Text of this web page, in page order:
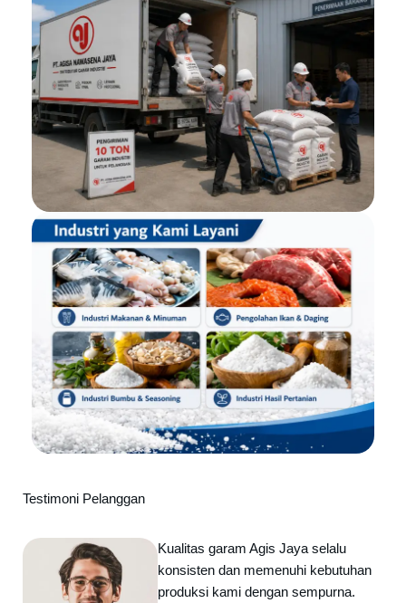
Testimoni Pelanggan
Kualitas garam Agis Jaya selalu
konsisten dan memenuhi kebutuhan
produksi kami dengan sempurna.